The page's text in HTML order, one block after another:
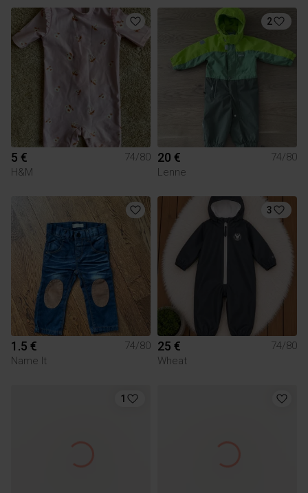
5 €
74/80
H&M
2
20 €
74/80
Lenne
1.5 €
74/80
Name It
3
25 €
74/80
Wheat
1